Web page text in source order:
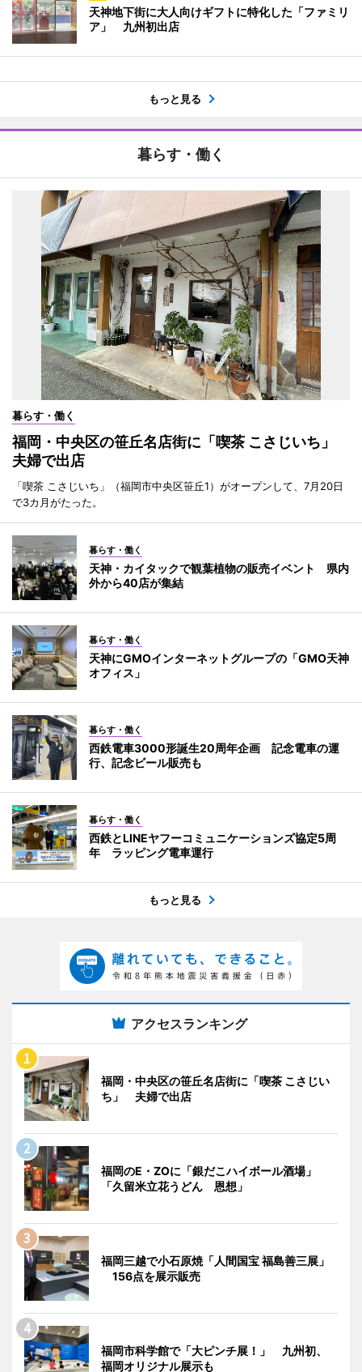
天神地下街に大人向けギフトに特化した「ファミリ
ア」 九州初出店
もっと見る
暮らす・働く
暮らす・働く
福岡・中央区の笹丘名店街に「喫茶 こさじいち」
夫婦で出店
「喫茶 こさじいち」（福岡市中央区笹丘1）がオープンして、7月20日
で3カ月がたった。
暮らす・働く
天神・カイタックで観葉植物の販売イベント 県内
外から40店が集結
暮らす・働く
天神にGMOインターネットグループの「GMO天神
オフィス」
暮らす・働く
西鉄電車3000形誕生20周年企画 記念電車の運
行、記念ビール販売も
暮らす・働く
西鉄とLINEヤフーコミュニケーションズ協定5周
年 ラッピング電車運行
もっと見る
アクセスランキング
福岡・中央区の笹丘名店街に「喫茶 こさじい
ち」 夫婦で出店
福岡のE・ZOに「銀だこハイボール酒場」
「久留米立花うどん 恩想」
福岡三越で小石原焼「人間国宝 福島善三展」
156点を展示販売
福岡市科学館で「大ピンチ展！」 九州初、
福岡オリジナル展示も